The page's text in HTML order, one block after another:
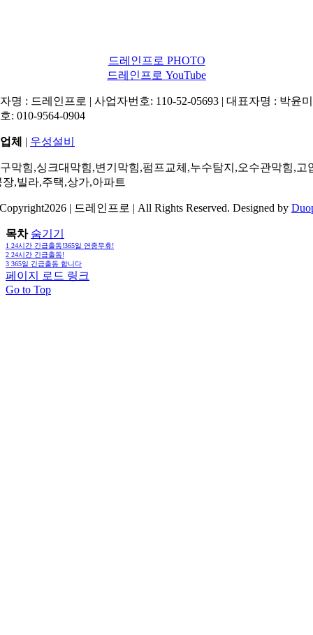
드레인프로 PHOTO
드레인프로 YouTube
명 : 드레인프로 | 사업자번호: 110-52-05693 | 대표자명 : 박윤
: 010-9564-0904
체 | 우성설비
막힘,싱크대막힘,변기막힘,펌프교체,누수탐지,오수관막힘,고
장,빌라,주택,상가,아파트
| 드레인프로 | All Rights Reserved. Designed by
목차 숨기기
1 24시간 긴급출동!365일 연중무휴!
2 24시간 긴급출동!
3 365일 긴급출동 합니다
페이지 로드 링크
Go to Top